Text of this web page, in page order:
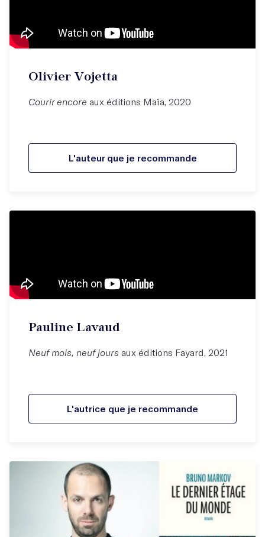
Olivier Vojetta
Courir encore aux éditions Maïa, 2020
L'auteur que je recommande
Pauline Lavaud
Neuf mois, neuf jours aux éditions Fayard, 2021
L'autrice que je recommande